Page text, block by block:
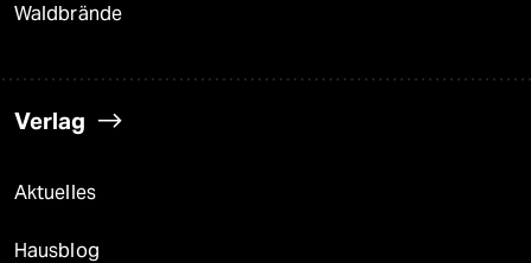
Waldbrände
Verlag
Aktuelles
Hausblog